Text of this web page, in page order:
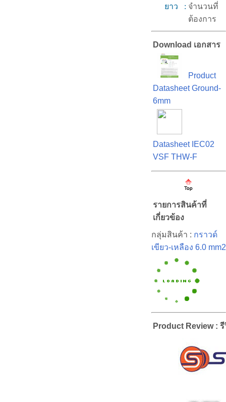
ยาว : จำนวนที่
ต้องการ
Download เอกสาร
Product
Datasheet Ground-
6mm
Datasheet IEC02
VSF THW-F
รายการสินค้าที่
เกี่ยวข้อง
กลุ่มสินค้า : กราวด์
เขียว-เหลือง 6.0 mm2
Product Review :